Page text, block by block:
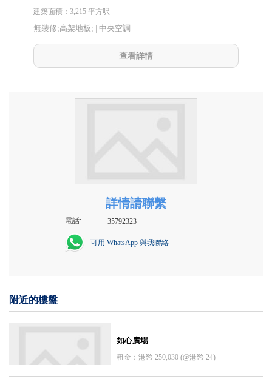
建築面積：3,215 平方呎
無裝修;高架地板; | 中央空調
查看詳情
詳情請聯繫
電話: 35792323
可用 WhatsApp 與我聯絡
附近的樓盤
如心廣場
租金：港幣 250,030 (@港幣 24)